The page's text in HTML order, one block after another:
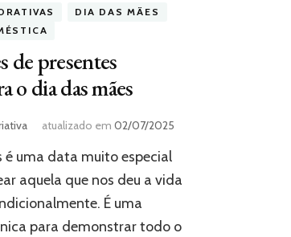
DIA DAS MÃES
de presentes
o dia das mães
atualizado em 02/07/2025
é uma data muito especial
aquela que nos deu a vida
É uma
para demonstrar todo o